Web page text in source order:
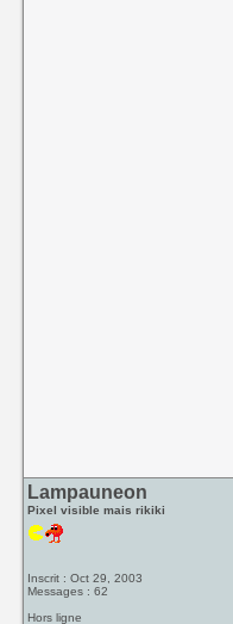
Lampauneon
Pixel visible mais rikiki
Inscrit : Oct 29, 2003
Messages : 62
Hors ligne